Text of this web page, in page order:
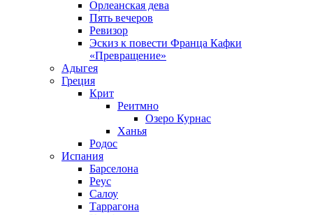
Орлеанская дева
Пять вечеров
Ревизор
Эскиз к повести Франца Кафки
«Превращение»
Адыгея
Греция
Крит
Реитмно
Озеро Курнас
Ханья
Родос
Испания
Барселона
Реус
Салоу
Таррагона